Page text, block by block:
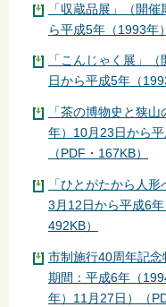
「収蔵品展」（開
ら平成5年（1993年
「こんじゃく展」
日から平成5年（
「茶の博物史と狭
年）10月23日から
（PDF・167KB）
「ひとがたから人
3月12日から平成6
492KB）
市制施行40周年記
期間：平成6年（
年）11月27日）（